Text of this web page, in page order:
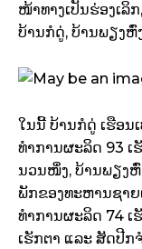
ໜ້າທາງເປັນຮ່ອງເລິ
ບ້ານກໍດູ່, ບ້ານພຽງຫົ່
ໃນນີ້ ບ້ານກໍດູ່ ເຮືອນ
ທຳການຜະລິດ 93 ເ
ນວນໜຶ່ງ, ບ້ານພຽງຫົ່
ພັກຂອງທະຫານຊາ
ທຳການຜະລິດ 74 ເ
ເຮັກຕາ ແລະ ສັດປີກ